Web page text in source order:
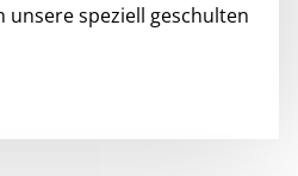
speziell geschulten